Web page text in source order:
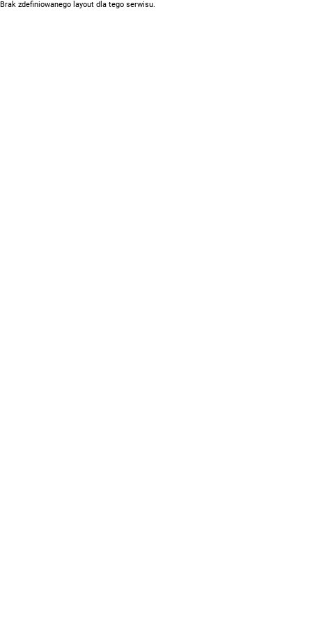
Brak zdefiniowanego layout dla tego serwisu.